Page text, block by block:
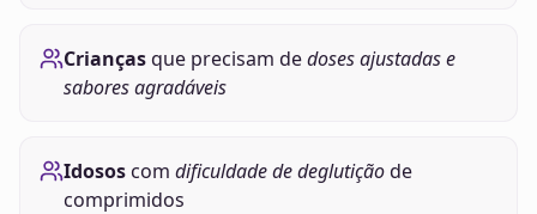
Criançasque precisam dedoses ajustadas e
sabores agradáveis
Idososcom dificuldade de deglutiçãode
comprimidos